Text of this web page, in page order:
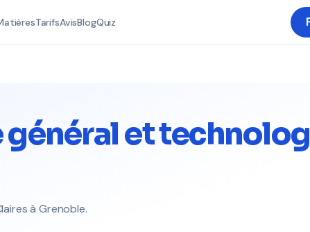
TarifsAvisBlogQuiz
général et
à Grenoble.